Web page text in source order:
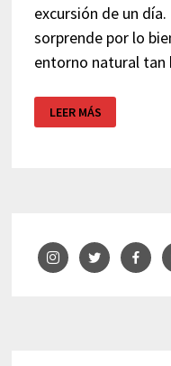
excursión de un
sorprende por lo
entorno natural
EXCURSIÓN
DE
UN
LEER MÁS